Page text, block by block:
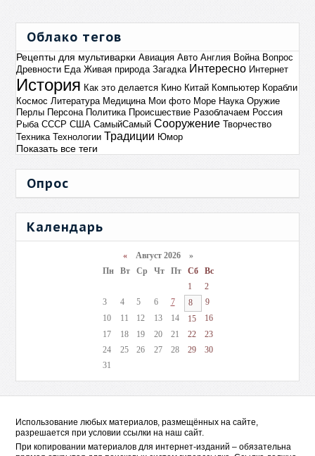
Облако тегов
Рецепты для мультиварки Авиация Авто Англия Война Вопрос
Древности Еда Живая природа Загадка Интересно Интернет
История Как это делается Кино Китай Компьютер Корабли
Космос Литература Медицина Мои фото Море Наука Оружие
Перлы Персона Политика Происшествие Разоблачаем Россия
Рыба СССР США СамыйСамый Сооружение Творчество
Техника Технологии Традиции Юмор
Показать все теги
Опрос
Календарь
«Август 2026 »
Пн
Вт Ср Чт Пт Сб
Вс
1
2
3
4 5 6 7 8
9
10
11 12 13 14 15
16
17
18 19 20 21 22
23
24
25 26 27 28 29
30
31
Использование любых материалов, размещённых на сайте,
разрешается при условии ссылки на наш сайт.
При копировании материалов для интернет-изданий – обязательна